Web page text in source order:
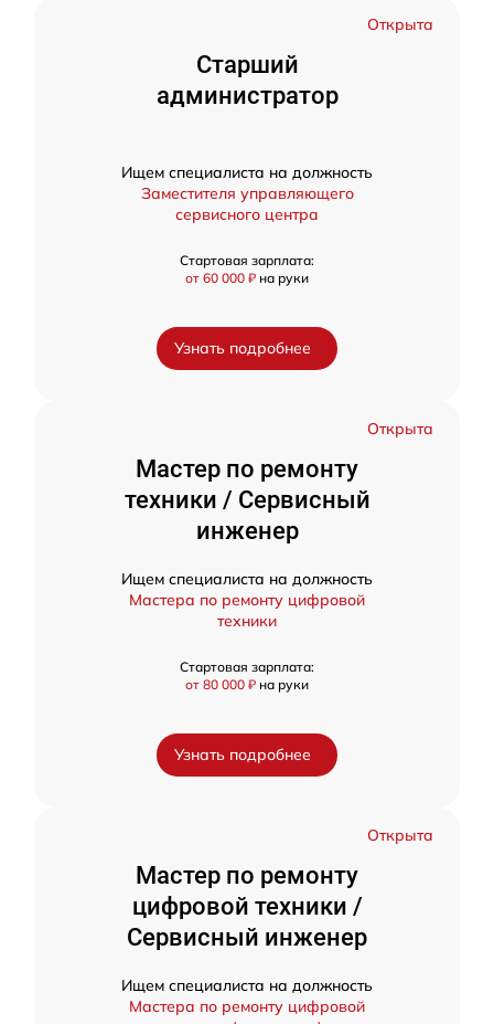
Открыта
Старший
администратор
Ищем специалиста на должность
Заместителя управляющего
сервисного центра
Стартовая зарплата:
от 60 000 ₽ на руки
Узнать подробнее
Открыта
Мастер по ремонту
техники / Сервисный
инженер
Ищем специалиста на должность
Мастера по ремонту цифровой
техники
Стартовая зарплата:
от 80 000 ₽ на руки
Узнать подробнее
Открыта
Мастер по ремонту
цифровой техники /
Сервисный инженер
Ищем специалиста на должность
Мастера по ремонту цифровой